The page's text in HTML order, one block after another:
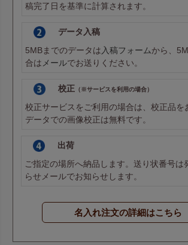
稿完了日を基準に計算されます。
データ入稿
5MBまでのデータは 入稿フォームから、
合は メールでお送りください。
校正 （※サービスを利用の場合）
校正サービスをご利用の場合は、校正品を
データでの画像校正は無料です。
出荷
ご指定の場所へ納品します。送り状番号は
らせメールでお知らせします。
名入れ注文の詳細はこちら